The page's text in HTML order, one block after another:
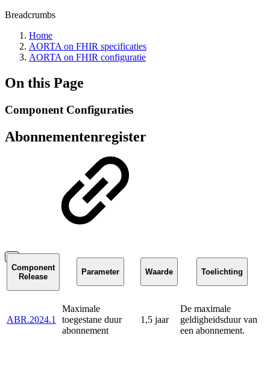
Breadcrumbs
Home
AORTA on FHIR specificaties
AORTA on FHIR configuratie
On this Page
Component Configuraties
Abonnementenregister
Component
Release
Parameter Waarde Toelichting
ABR.2024.1
Maximale
toegestane duur
abonnement
1,5 jaar
De maximale
geldigheidsduur van
een abonnement.